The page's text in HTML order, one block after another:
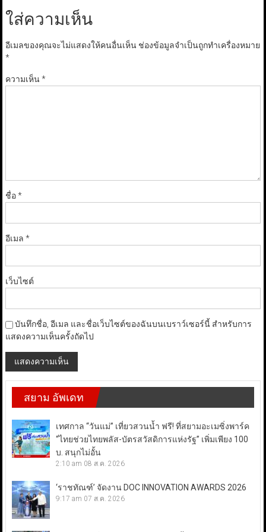
ใส่ความเห็น
อีเมลของคุณจะไม่แสดงให้คนอื่นเห็น ช่องข้อมูลจำเป็นถูกทำเครื่องหมาย
*
ความเห็น*
ชื่อ*
อีเมล *
เว็บไซต์
บันทึกชื่อ, อีเมล และชื่อเว็บไซต์ของฉันบนเบราว์เซอร์นี้ สำหรับการ
แสดงความเห็นครั้งถัดไป
สยาม อัพเดท
เทศกาล “วันแม่” เที่ยวสวนน้ำ ฟรี! ที่สยามอะเมซิ่งพาร์ค
“ไทยช่วยไทยพลัส-บัตรสวัสดิการแห่งรัฐ” เพิ่มเพียง 100
บ. สนุกไม่อั้น
2:10 am 08 ส.ค. 2026
‘ราชทัณฑ์’ จัดงาน DOC INNOVATION AWARDS 2026
9:17 am 07 ส.ค. 2026